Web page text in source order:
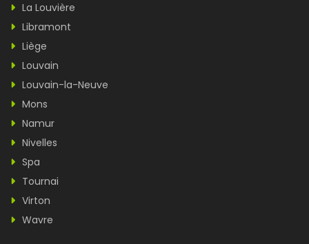
La Louvière
Libramont
Liège
Louvain
Louvain-la-Neuve
Mons
Namur
Nivelles
Spa
Tournai
Virton
Wavre